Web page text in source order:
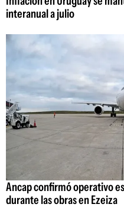
interanual a julio
Ancap confirmó operativo
durante las obras en Ezeiza